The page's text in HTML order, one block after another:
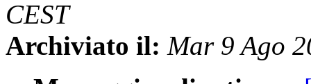
CEST
Archiviato il: Mar 9 Ago